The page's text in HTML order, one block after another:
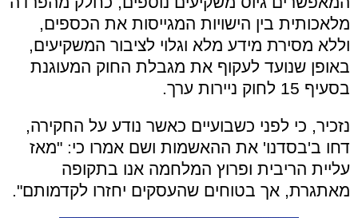
מלאכותית בין הישויות המגייסות את הכספים,
וללא מסירת מידע מלא וגלוי לציבור המשקיעים,
באופן שנועד לעקוף את מגבלת החוק המעוגנת
בסעיף 15 לחוק ניירות ערך.
נזכיר, כי לפני כשבועיים כאשר נודע על החקירה,
דחו ב'בסדנו' את ההאשמות ושם אמרו כי: "מאז
עליית הריבית ופרוץ המלחמה אנו בתקופה
מאתגרת, אך בטוחים שהעסקים יחזרו לקדמותם".